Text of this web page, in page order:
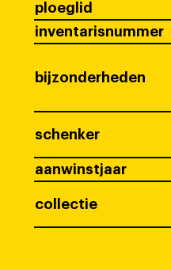
ploeglid
inventarisnummer
bijzonderheden
schenker
aanwinstjaar
collectie